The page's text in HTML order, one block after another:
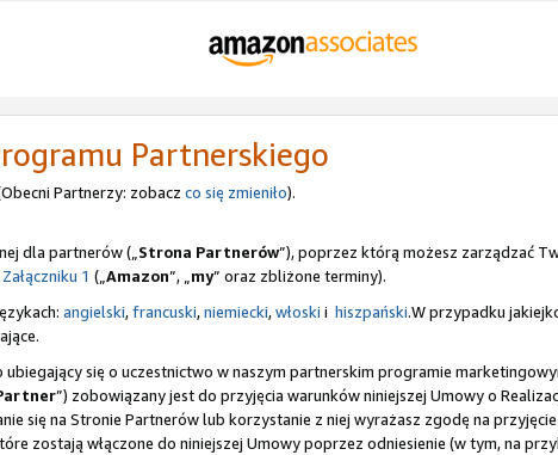
Partnerskiego
Partnerzy: zobacz co się zmieniło).
dla partnerów („Strona Partnerów”), poprzez którą możesz zarządzać
Załączniku 1 („Amazon”, „my” oraz zbliżone terminy).
angielski,francuski,niemiecki,włoski i hiszpański.W przypadku
się o uczestnictwo w naszym partnerskim programie
”) zobowiązany jest do przyjęcia warunków niniejszej Umowy o
się na Stronie Partnerów lub korzystanie z niej wyrażasz zgodę na
zostają włączone do niniejszej Umowy poprzez odniesienie (w tym, na